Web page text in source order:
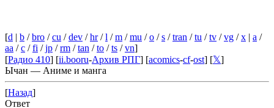
[d | b /bro /cu /dev /hr/l /m /mu /o /s /tran /tu /tv /vg /x | a /
aa /c /fi /jp /rm /tan /to /ts /vn]
[Радио 410] [ii.booru-Архив РПГ] [acomics-cf-ost] [𝕏]
Ычан — Аниме и манга
[Назад]
Ответ